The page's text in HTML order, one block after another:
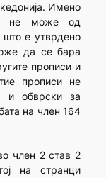
Имено
не може од
е утврдено
да се бара
прописи и
прописи не
и обврски за
на член 164
член 2 став 2
на странци